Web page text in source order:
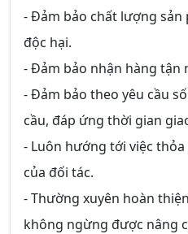
- Đảm bảo chất lượng sản
độc hại.
- Đảm bảo nhận hàng tận
- Đảm bảo theo yêu cầu
cầu, đáp ứng thời gian
- Luôn hướng tới việc
của đối tác.
- Thường xuyên hoàn
không ngừng được nâng